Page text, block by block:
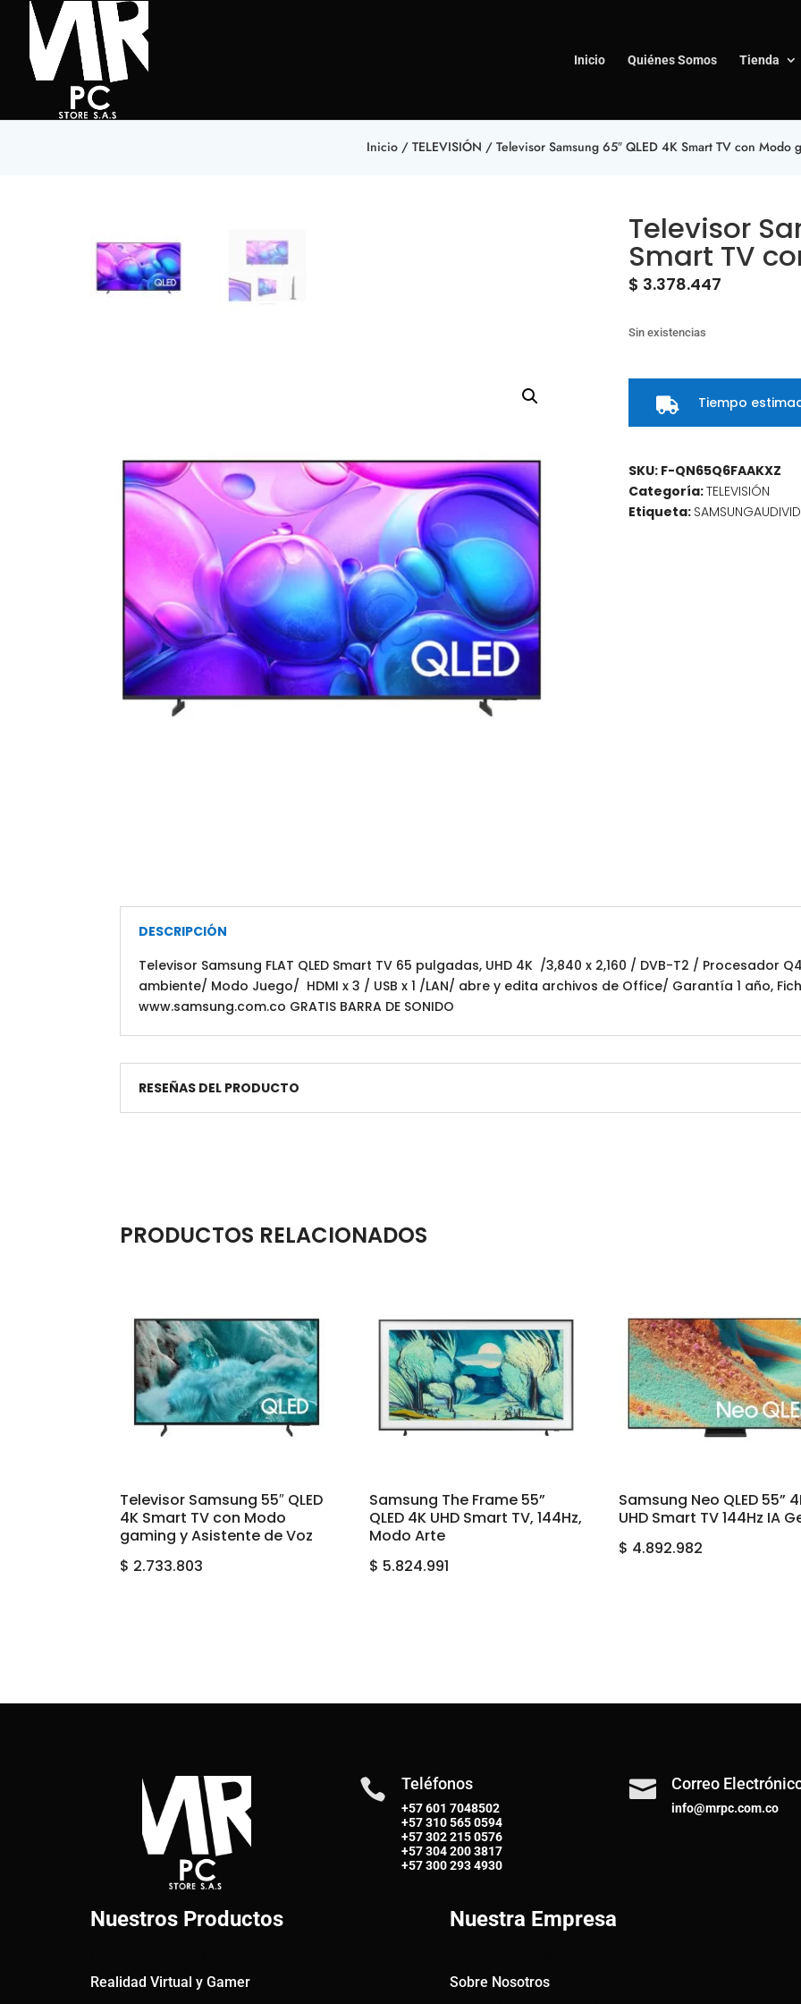
Inicio Quiénes Somos Tienda
Inicio/ TELEVISIÓN / Televisor Samsung 65″ QLED 4K Smart TV con Modo
Televisor
Smart TV
$ 3.378.447
Sin existencias
 Tiempo
SKU: F-QN65Q6FAAKXZ
Categoría:TELEVISIÓN
Etiqueta:
DESCRIPCIÓN
Televisor Samsung FLAT QLED Smart TV 65 pulgadas, UHD 4K /3,840 x 2,160 / DVB-T2 /
ambiente/ Modo Juego/ HDMI x 3 / USB x 1 /LAN/ abre y edita archivos de Office/ Garantía 1 año,
www.samsung.com.co GRATIS BARRA DE SONIDO
RESEÑAS DEL PRODUCTO
PRODUCTOS RELACIONADOS
Televisor Samsung 55″ QLED
4K Smart TV con Modo
gaming y Asistente de Voz
$ 2.733.803
Samsung The Frame 55”
QLED 4K UHD Smart TV, 144Hz,
Modo Arte
$ 5.824.991
Samsung Neo QLED 55”
UHD Smart TV 144Hz IA
$ 4.892.982
 Teléfonos
+57 601 7048502
+57310 565 0594
+57302 215 0576
+57304 200 3817
+57300 293 4930
 Correo
info@mrpc.com.co
Nuestros Productos
Realidad Virtual y Gamer
Nuestra Empresa
Sobre Nosotros